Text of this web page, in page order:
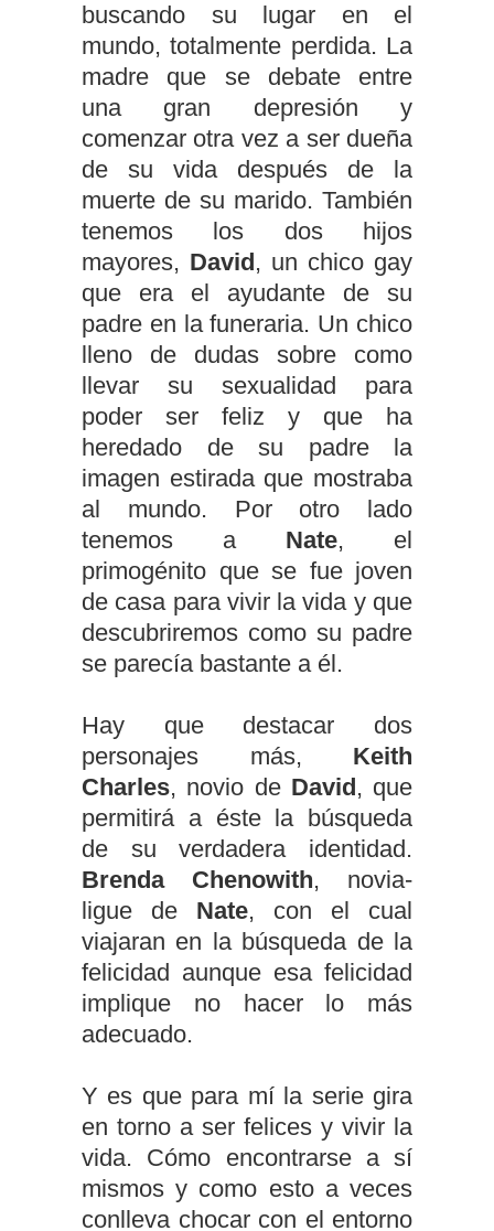
buscando su lugar en el
mundo, totalmente perdida. La
madre que se debate entre
una gran depresión y
comenzar otra vez a ser dueña
de su vida después de la
muerte de su marido. También
tenemos los dos hijos
mayores, David, un chico gay
que era el ayudante de su
padre en la funeraria. Un chico
lleno de dudas sobre como
llevar su sexualidad para
poder ser feliz y que ha
heredado de su padre la
imagen estirada que mostraba
al mundo. Por otro lado
tenemos a Nate, el
primogénito que se fue joven
de casa para vivir la vida y que
descubriremos como su padre
se parecía bastante a él.
Hay que destacar dos
personajes más, Keith
Charles, novio de David, que
permitirá a éste la búsqueda
de su verdadera identidad.
Brenda Chenowith, novia-
ligue de Nate, con el cual
viajaran en la búsqueda de la
felicidad aunque esa felicidad
implique no hacer lo más
adecuado.
Y es que para mí la serie gira
en torno a ser felices y vivir la
vida. Cómo encontrarse a sí
mismos y como esto a veces
conlleva chocar con el entorno